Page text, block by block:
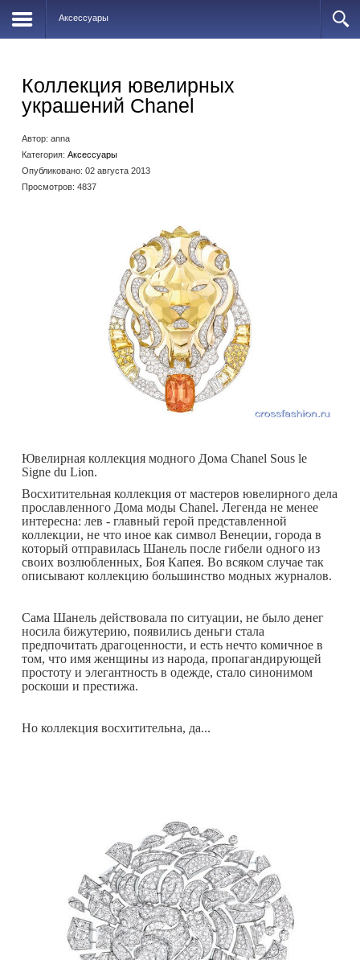
Аксессуары
Коллекция ювелирных
украшений Chanel
Автор: anna
Категория: Аксессуары
Опубликовано: 02 августа 2013
Просмотров: 4837
Ювелирная коллекция модного Дома Chanel Sous le
Signe du Lion.
Восхитительная коллекция от мастеров ювелирного дела
прославленного Дома моды Chanel. Легенда не менее
интересна: лев - главный герой представленной
коллекции, не что иное как символ Венеции, города в
который отправилась Шанель после гибели одного из
своих возлюбленных, Боя Капея. Во всяком случае так
описывают коллекцию большинство модных журналов.
Сама Шанель действовала по ситуации, не было денег
носила бижутерию, появились деньги стала
предпочитать драгоценности, и есть нечто комичное в
том, что имя женщины из народа, пропагандирующей
простоту и элегантность в одежде, стало синонимом
роскоши и престижа.
Но коллекция восхитительна, да...